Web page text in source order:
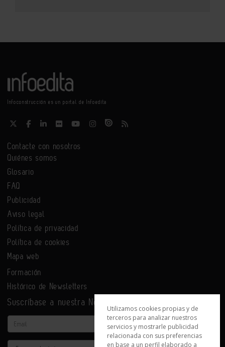
Infoconstrucción es un portal de Infoedita
Contacte con nosotros
Quiénes somos
Glosario
FAQ
Publicidad
Aviso legal
Política de privacidad
Política de cookies
Mapa web
Formación
Histórico de Newsletters
Suscríbase a nuestra Newsletter
Email
Actividad
Utilizamos cookies propias y de
terceros para analizar nuestros
servicios y mostrarle publicidad
relacionada con sus preferencias
en base a un perfil elaborado a